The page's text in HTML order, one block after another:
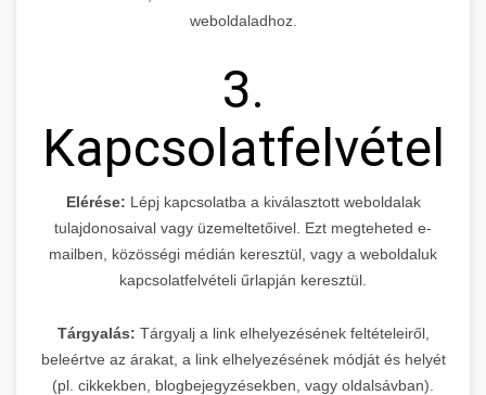
weboldaladhoz.
3.
Kapcsolatfelvétel
Elérése: Lépj kapcsolatba a kiválasztott weboldalak
tulajdonosaival vagy üzemeltetőivel. Ezt megteheted e-
mailben, közösségi médián keresztül, vagy a weboldaluk
kapcsolatfelvételi űrlapján keresztül.
Tárgyalás: Tárgyalj a link elhelyezésének feltételeiről,
beleértve az árakat, a link elhelyezésének módját és helyét
(pl. cikkekben, blogbejegyzésekben, vagy oldalsávban).